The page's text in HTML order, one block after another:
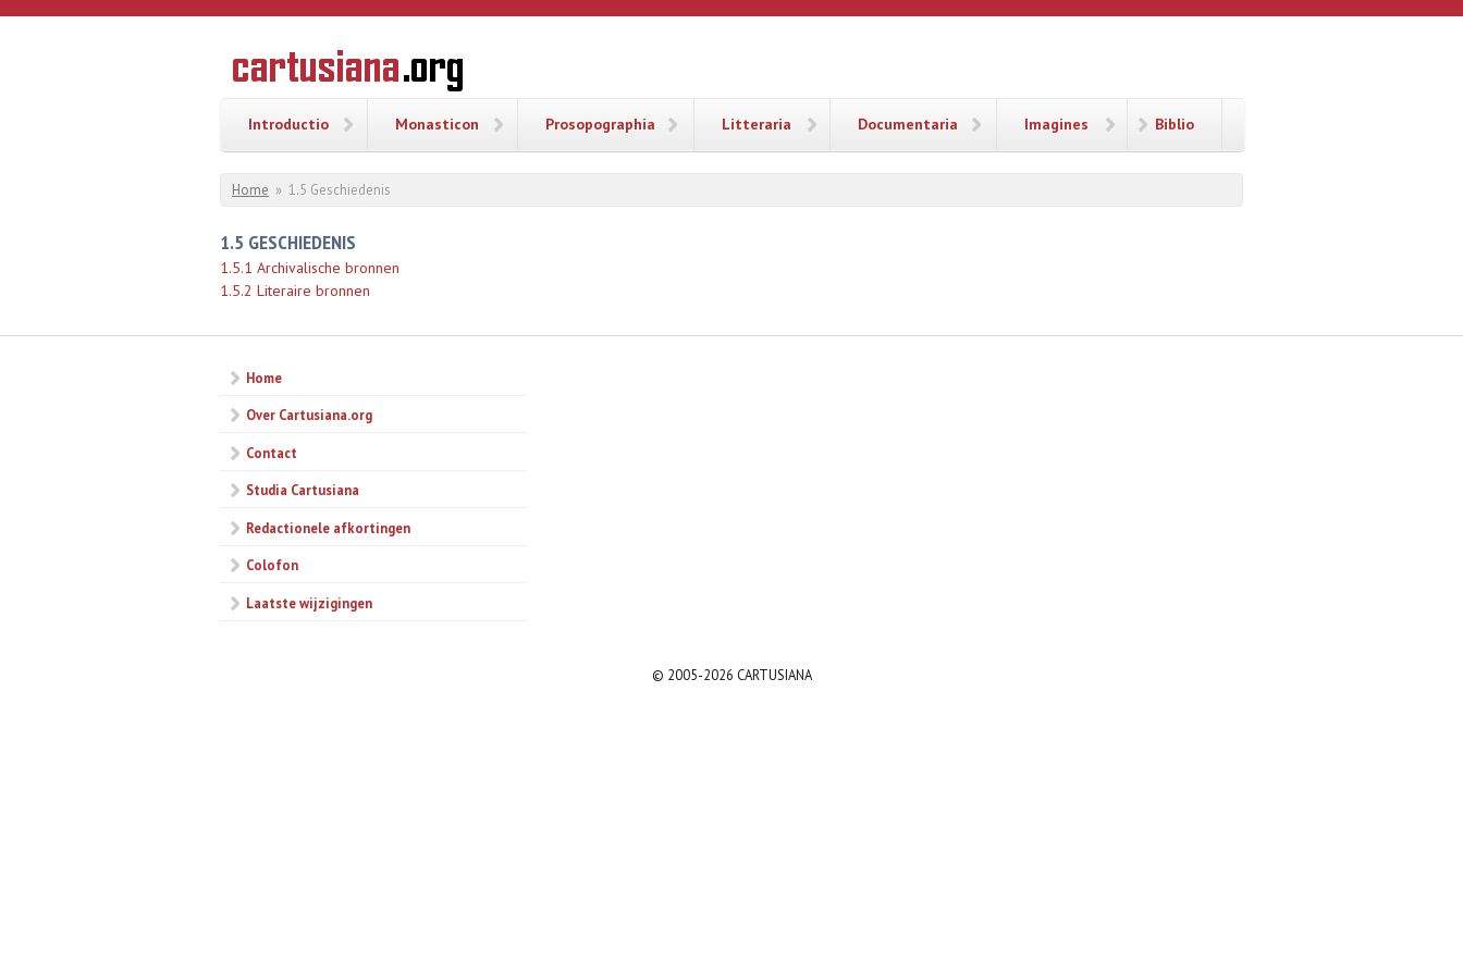
Overslaan en naar de inhoud gaan
CARTUSIANA
Geschiedenis
van de
Introductio Monasticon Prosopographia Litteraria Documentaria Imagines Biblio
U bent hier
Home » 1.5 Geschiedenis
1.5 GESCHIEDENIS
1.5.1 Archivalische bronnen
1.5.2 Literaire bronnen
Home
Over Cartusiana.org
Contact
Studia Cartusiana
Redactionele afkortingen
Colofon
Laatste wijzigingen
© 2005-2026 CARTUSIANA